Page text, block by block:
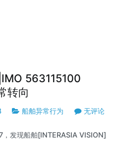
563115100
转向
船舶异常行为 无评论
发现船舶[INTERASIA VISION]